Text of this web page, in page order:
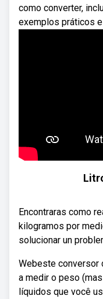
como converter,
exemplos práticos
Encontraras como
kilogramos por
solucionar un
Webeste conversor
a medir o peso
líquidos que você